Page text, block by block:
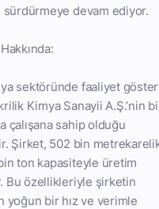
devam ediyor.
sektöründe faaliyet
Kimya Sanayii A.Ş.’nin
çalışana sahip olduğu
Şirket, 502 bin
ton kapasiteyle üretim
Bu özellikleriyle şirketin
yoğun bir hız ve verimle